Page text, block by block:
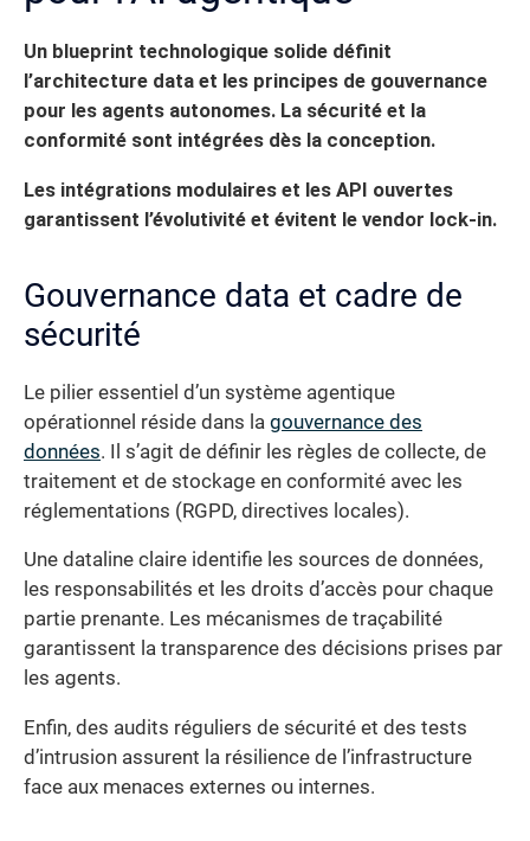
Un blueprint technologique solide définit
l’architecture data et les principes de gouvernance
pour les agents autonomes. La sécurité et la
conformité sont intégrées dès la conception.
Les intégrations modulaires et les API ouvertes
garantissent l’évolutivité et évitent le vendor lock-in.
Gouvernance data et cadre de
sécurité
Le pilier essentiel d’un système agentique
opérationnel réside dans la gouvernance des
données. Il s’agit de définir les règles de collecte, de
traitement et de stockage en conformité avec les
réglementations (RGPD, directives locales).
Une dataline claire identifie les sources de données,
les responsabilités et les droits d’accès pour chaque
partie prenante. Les mécanismes de traçabilité
garantissent la transparence des décisions prises par
les agents.
Enfin, des audits réguliers de sécurité et des tests
d’intrusion assurent la résilience de l’infrastructure
face aux menaces externes ou internes.